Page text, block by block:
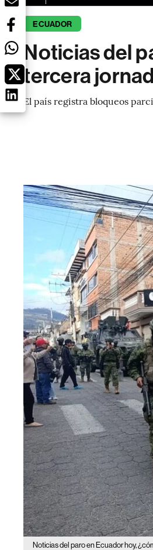
ECUADOR
Noticias del
tercera
El país registra bloqueos
Noticias del paro en Ecuador hoy,